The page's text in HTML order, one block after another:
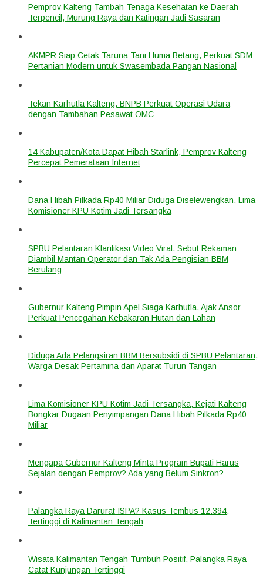
Pemprov Kalteng Tambah Tenaga Kesehatan ke Daerah
Terpencil, Murung Raya dan Katingan Jadi Sasaran
AKMPR Siap Cetak Taruna Tani Huma Betang, Perkuat SDM
Pertanian Modern untuk Swasembada Pangan Nasional
Tekan Karhutla Kalteng, BNPB Perkuat Operasi Udara
dengan Tambahan Pesawat OMC
14 Kabupaten/Kota Dapat Hibah Starlink, Pemprov Kalteng
Percepat Pemerataan Internet
Dana Hibah Pilkada Rp40 Miliar Diduga Diselewengkan, Lima
Komisioner KPU Kotim Jadi Tersangka
SPBU Pelantaran Klarifikasi Video Viral, Sebut Rekaman
Diambil Mantan Operator dan Tak Ada Pengisian BBM
Berulang
Gubernur Kalteng Pimpin Apel Siaga Karhutla, Ajak Ansor
Perkuat Pencegahan Kebakaran Hutan dan Lahan
Diduga Ada Pelangsiran BBM Bersubsidi di SPBU Pelantaran,
Warga Desak Pertamina dan Aparat Turun Tangan
Lima Komisioner KPU Kotim Jadi Tersangka, Kejati Kalteng
Bongkar Dugaan Penyimpangan Dana Hibah Pilkada Rp40
Miliar
Mengapa Gubernur Kalteng Minta Program Bupati Harus
Sejalan dengan Pemprov? Ada yang Belum Sinkron?
Palangka Raya Darurat ISPA? Kasus Tembus 12.394,
Tertinggi di Kalimantan Tengah
Wisata Kalimantan Tengah Tumbuh Positif, Palangka Raya
Catat Kunjungan Tertinggi